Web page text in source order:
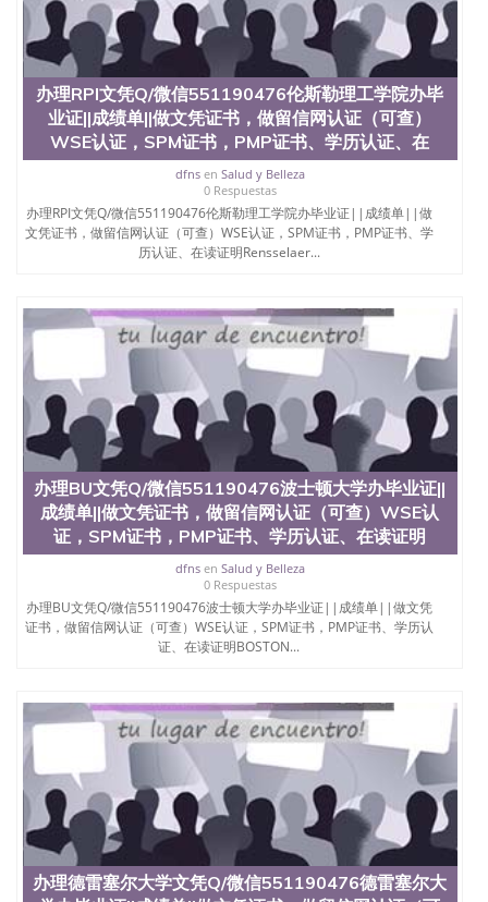
办理RPI文凭Q/微信551190476伦斯勒理工学院办毕
业证||成绩单||做文凭证书，做留信网认证（可查）
WSE认证，SPM证书，PMP证书、学历认证、在
dfnsen Salud y Belleza
0 Respuestas
办理RPI文凭Q/微信551190476伦斯勒理工学院办毕业证||成绩单||做
文凭证书，做留信网认证（可查）WSE认证，SPM证书，PMP证书、学
历认证、在读证明Rensselaer...
办理BU文凭Q/微信551190476波士顿大学办毕业证||
成绩单||做文凭证书，做留信网认证（可查）WSE认
证，SPM证书，PMP证书、学历认证、在读证明
dfnsen Salud y Belleza
0 Respuestas
办理BU文凭Q/微信551190476波士顿大学办毕业证||成绩单||做文凭
证书，做留信网认证（可查）WSE认证，SPM证书，PMP证书、学历认
证、在读证明BOSTON...
办理德雷塞尔大学文凭Q/微信551190476德雷塞尔大